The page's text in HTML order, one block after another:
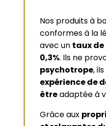
Nos produits à
conformes à la
avec un taux de
0,3%. Ils ne
psychotrope,
expérience de
êtreadaptée à
Grâce aux